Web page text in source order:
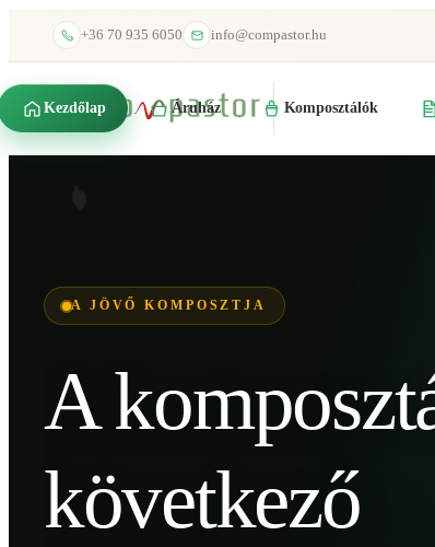
+36 70 935 6050 info@compastor.hu
Kezdőlap Áruház Komposztálók
A JÖVŐ KOMPOSZTJA
A
következő